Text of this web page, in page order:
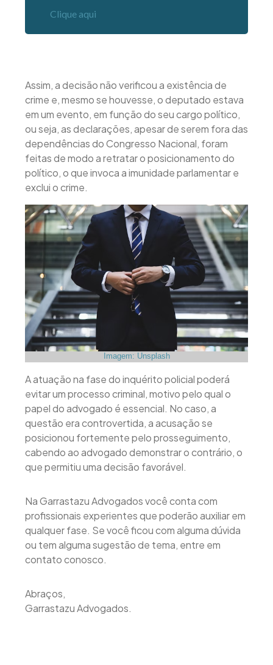
Clique aqui
Assim, a decisão não verificou a existência de
crime e, mesmo se houvesse, o deputado estava
em um evento, em função do seu cargo político,
ou seja, as declarações, apesar de serem fora das
dependências do Congresso Nacional, foram
feitas de modo a retratar o posicionamento do
político, o que invoca a imunidade parlamentar e
exclui o crime.
Imagem: Unsplash
A atuação na fase do inquérito policial poderá
evitar um processo criminal, motivo pelo qual o
papel do advogado é essencial. No caso, a
questão era controvertida, a acusação se
posicionou fortemente pelo prosseguimento,
cabendo ao advogado demonstrar o contrário, o
que permitiu uma decisão favorável.
Na Garrastazu Advogados você conta com
profissionais experientes que poderão auxiliar em
qualquer fase. Se você ficou com alguma dúvida
ou tem alguma sugestão de tema, entre em
contato conosco.
Abraços,
Garrastazu Advogados.